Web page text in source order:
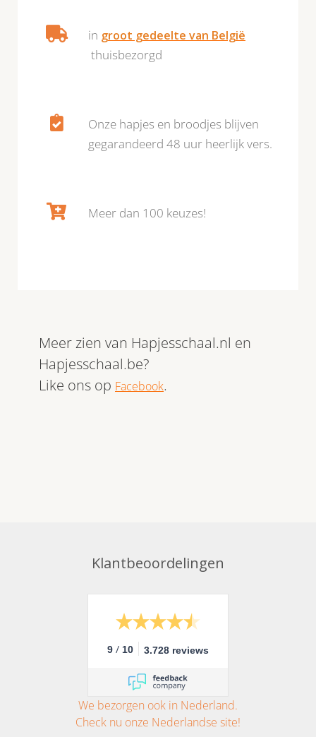
in groot gedeelte van België
thuisbezorgd
Onze hapjes en broodjes blijven
gegarandeerd 48 uur heerlijk vers.
Meer dan 100 keuzes!
Meer zien van Hapjesschaal.nl en
Hapjesschaal.be?
Like ons op Facebook.
Klantbeoordelingen
9 / 10 3.728 reviews
We bezorgen ook in Nederland.
Check nu onze Nederlandse site!